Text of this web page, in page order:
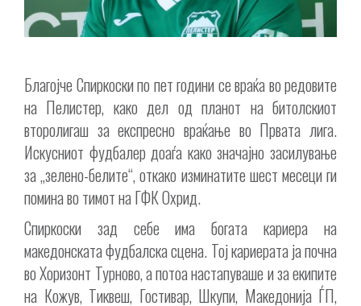
Благојче Спиркоски по пет години се враќа во редовите
на Пелистер, како дел од планот на битолскиот
второлигаш за експресно враќање во Првата лига.
Искусниот фудбалер доаѓа како значајно засилување
за „зелено-белите“, откако изминатите шест месеци ги
помина во тимот на ГФК Охрид.
Спиркоски зад себе има богата кариера на
македонската фудбалска сцена. Тој кариерата ја почна
во Хоризонт Турново, а потоа настапуваше и за екипите
на Кожув, Тиквеш, Гостивар, Шкупи, Македонија ЃП,